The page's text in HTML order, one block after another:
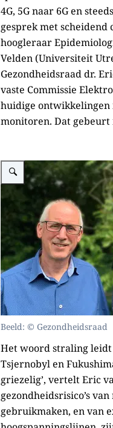
4G, 5G naar 6G en
gesprek met
hoogleraar
Velden (Universiteit
Gezondheidsraad dr.
vaste Commissie
huidige ontwikkelingen
monitoren. Dat gebeurt
Vergroot afbeelding Eric van
Beeld: © Gezondheidsraad
Het woord straling leidt
Tsjernobyl en
griezelig’, vertelt Eric
gezondheidsrisico’s
gebruikmaken, en van